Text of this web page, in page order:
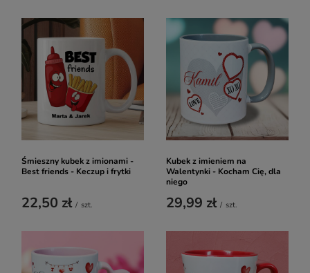
Śmieszny kubek z imionami -
Best friends - Keczup i frytki
22,50 zł / szt.
Kubek z imieniem na
Walentynki - Kocham Cię, dla
niego
29,99 zł / szt.